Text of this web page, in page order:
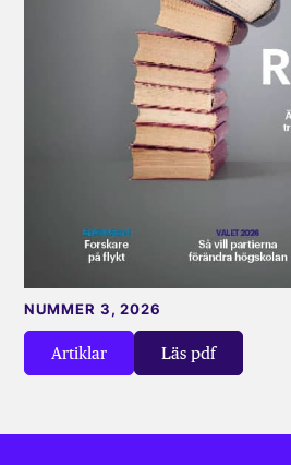
Artiklar Läs pdf
NUMMER 3, 2026